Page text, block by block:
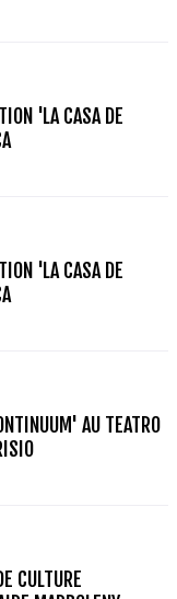
'LA CASA DE
'LA CASA DE
AU TEATRO
CULTURE